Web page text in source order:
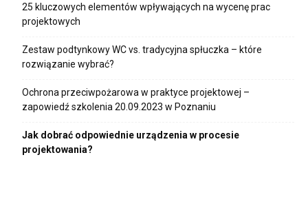
25 kluczowych elementów wpływających na wycenę prac
projektowych
Zestaw podtynkowy WC vs. tradycyjna spłuczka – które
rozwiązanie wybrać?
Ochrona przeciwpożarowa w praktyce projektowej –
zapowiedź szkolenia 20.09.2023 w Poznaniu
Jak dobrać odpowiednie urządzenia w procesie
projektowania?